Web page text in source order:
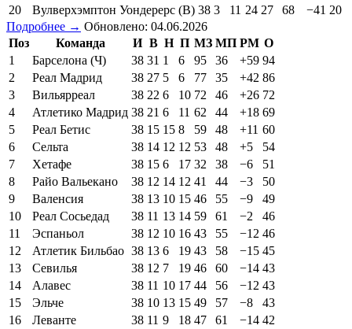
20
Вулверхэмптон Уондерерс (В) 38 3 11 24 27 68 −41 20
Подробнее → Обновлено: 04.06.2026
Поз
Команда И В Н П МЗ МП РМ О
1
Барселона (Ч) 38 31 1 6 95 36 +59 94
2
Реал Мадрид 38 27 5 6 77 35 +42 86
3
Вильярреал 38 22 6 10 72 46 +26 72
4
Атлетико Мадрид 38 21 6 11 62 44 +18 69
5
Реал Бетис 38 15 15 8 59 48 +11 60
6
Сельта 38 14 12 12 53 48 +5
54
7
Хетафе 38 15 6 17 32 38 −6
51
8
Райо Вальекано 38 12 14 12 41 44 −3
50
9
Валенсия 38 13 10 15 46 55 −9
49
10
Реал Сосьедад 38 11 13 14 59 61 −2
46
11
Эспаньол 38 12 10 16 43 55 −12 46
12
Атлетик Бильбао 38 13 6 19 43 58 −15 45
13
Севилья 38 12 7 19 46 60 −14 43
14
Алавес 38 11 10 17 44 56 −12 43
15
Эльче 38 10 13 15 49 57 −8
43
16
Леванте 38 11 9 18 47 61 −14 42